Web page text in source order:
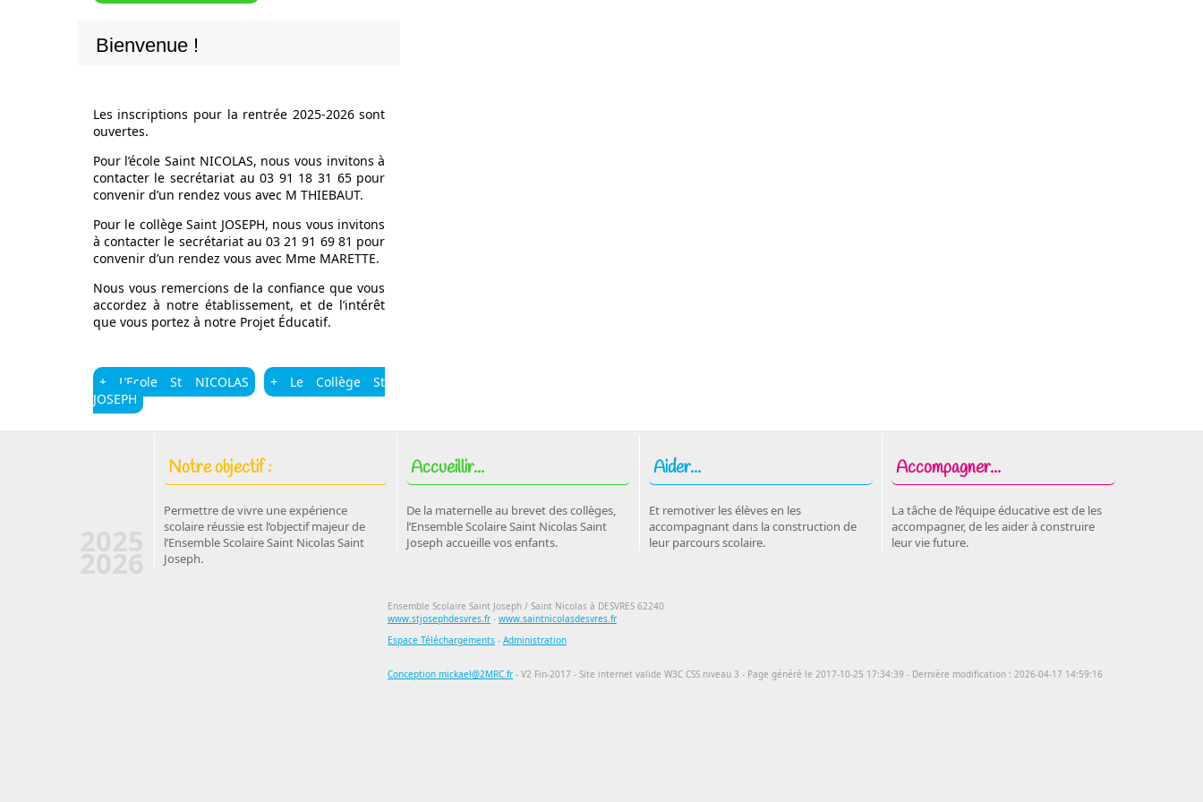
Bienvenue !
Les inscriptions pour la rentrée 2025-2026 sont
ouvertes.
Pour l’école Saint NICOLAS, nous vous invitons à
contacter le secrétariat au 03 91 18 31 65 pour
convenir d’un rendez vous avec M THIEBAUT.
Pour le collège Saint JOSEPH, nous vous invitons
à contacter le secrétariat au 03 21 91 69 81 pour
convenir d’un rendez vous avec Mme MARETTE.
Nous vous remercions de la confiance que vous
accordez à notre établissement, et de l’intérêt
que vous portez à notre Projet Éducatif.
+ L’Ecole St NICOLAS
+ Le Collège St
JOSEPH
Notre objectif :
Permettre de vivre une expérience
scolaire réussie est l’objectif majeur de
l’Ensemble Scolaire Saint Nicolas Saint
Joseph.
Accueillir...
De la maternelle au brevet des collèges,
l’Ensemble Scolaire Saint Nicolas Saint
Joseph accueille vos enfants.
Aider...
Et remotiver les élèves en les
accompagnant dans la construction de
leur parcours scolaire.
Accompagner...
La tâche de l’équipe éducative est de les
accompagner, de les aider à construire
leur vie future.
Ensemble Scolaire Saint Joseph / Saint Nicolas à DESVRES 62240
www.stjosephdesvres.fr - www.saintnicolasdesvres.fr
Espace Téléchargements - Administration
Conception mickael@2MRC.fr - V2 Fin-2017 - Site internet valide W3C CSS niveau 3 - Page généré le 2017-10-25 17:34:39 - Dernière modification : 2026-04-17 14:59:16